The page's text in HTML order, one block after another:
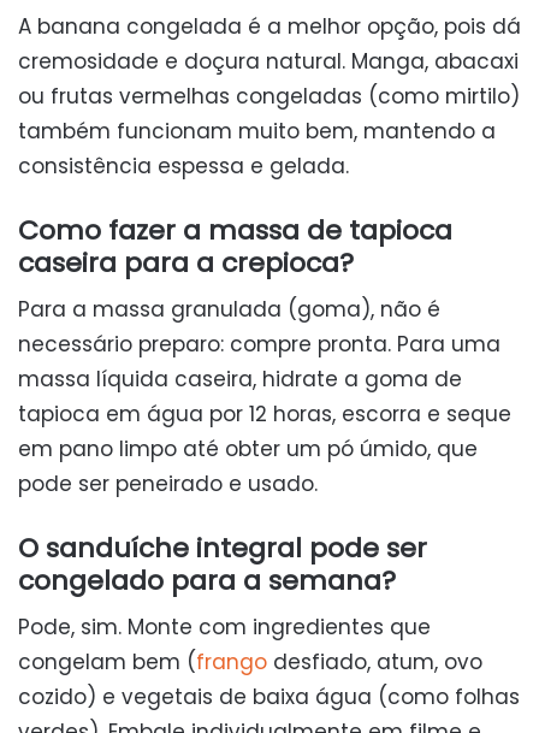
A banana congelada é a melhor opção, pois dá
cremosidade e doçura natural. Manga, abacaxi
ou frutas vermelhas congeladas (como mirtilo)
também funcionam muito bem, mantendo a
consistência espessa e gelada.
Como fazer a massa de tapioca
caseira para a crepioca?
Para a massa granulada (goma), não é
necessário preparo: compre pronta. Para uma
massa líquida caseira, hidrate a goma de
tapioca em água por 12 horas, escorra e seque
em pano limpo até obter um pó úmido, que
pode ser peneirado e usado.
O sanduíche integral pode ser
congelado para a semana?
Pode, sim. Monte com ingredientes que
congelam bem (frango desfiado, atum, ovo
cozido) e vegetais de baixa água (como folhas